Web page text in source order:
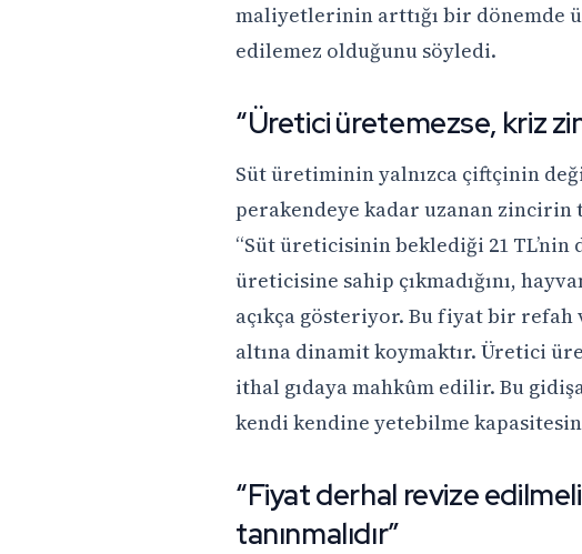
maliyetlerinin arttığı bir dönemde
edilemez olduğunu söyledi.
“Üretici üretemezse, kriz
Süt üretiminin yalnızca çiftçinin
perakendeye kadar uzanan
“Süt üreticisinin beklediği 21
üreticisine sahip çıkmadığını,
açıkça gösteriyor. Bu fiyat bir
altına dinamit koymaktır. Üretici
ithal gıdaya mahkûm edilir. Bu
kendi kendine yetebilme
“Fiyat derhal revize
tanınmalıdır”